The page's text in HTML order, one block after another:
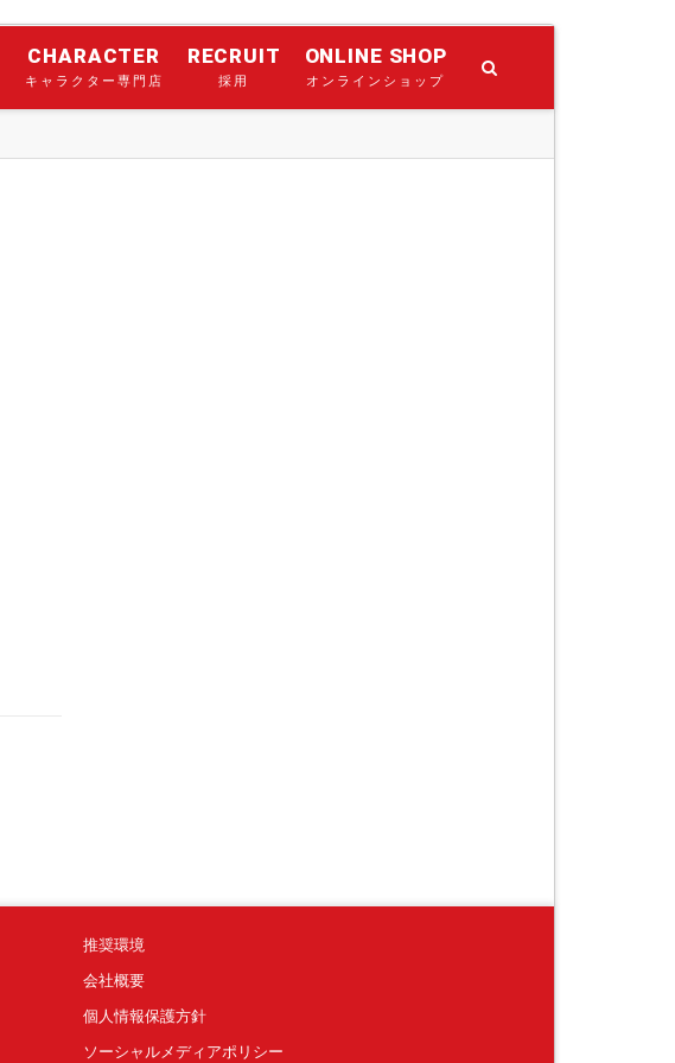
CHARACTER
キャラクター専門店
RECRUIT
採用
ONLINE SHOP
オンラインショップ
推奨環境
会社概要
個人情報保護方針
ソーシャルメディアポリシー